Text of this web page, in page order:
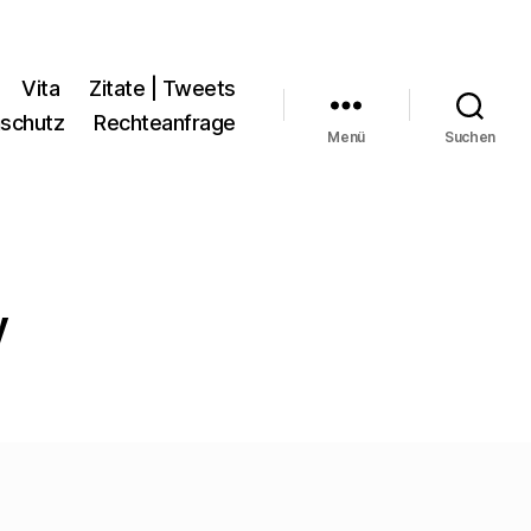
Vita
Zitate | Tweets
Rechteanfrage
Menü Suchen